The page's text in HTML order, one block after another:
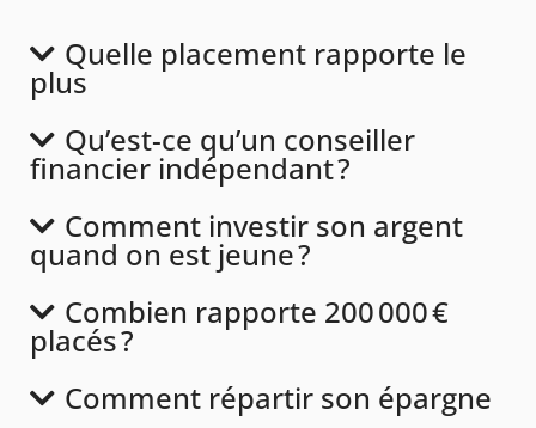
Quelle placement rapporte le
plus
Qu’est-ce qu’un conseiller
financier indépendant ?
Comment investir son argent
quand on est jeune ?
Combien rapporte 200 000 €
placés ?
Comment répartir son épargne